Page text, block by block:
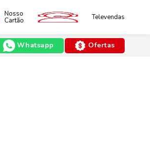
Nosso
Cartão Televendas
Whatsapp Ofertas